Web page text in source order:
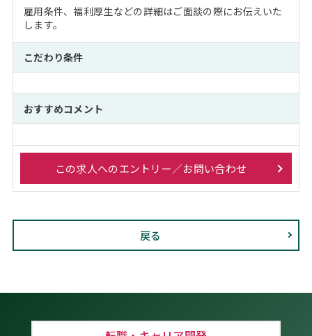
雇用条件、福利厚生などの詳細はご面談の際にお伝えいた
します。
こだわり条件
おすすめコメント
この求人へのエントリー／お問い合わせ
戻る